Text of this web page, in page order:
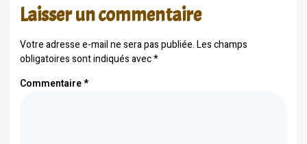
Laisser un commentaire
Votre adresse e-mail ne sera pas publiée.Les champs
obligatoires sont indiqués avec*
Commentaire*